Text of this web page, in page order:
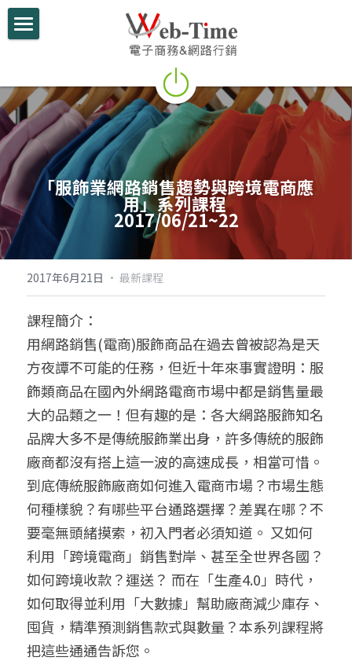
電商學堂
跨境電商
跨境行銷
微信行銷
網路開店
電商部落格
行動支付整合
跨境電商實績
聯絡我們
搜索
「服飾業網路銷售趨勢與跨境電商應
用」系列課程
2017/06/21~22
2017年6月21日 · 最新課程
課程簡介：
用網路銷售(電商)服飾商品在過去曾被認為是天
方夜譚不可能的任務，但近十年來事實證明：服
飾類商品在國內外網路電商市場中都是銷售量最
大的品類之一！但有趣的是：各大網路服飾知名
品牌大多不是傳統服飾業出身，許多傳統的服飾
廠商都沒有搭上這一波的高速成長，相當可惜。
到底傳統服飾廠商如何進入電商市場？市場生態
何種樣貌？有哪些平台通路選擇？差異在哪？不
要毫無頭緒摸索，初入門者必須知道。 又如何
利用「跨境電商」銷售對岸、甚至全世界各國？
如何跨境收款？運送？ 而在「生產4.0」時代，
如何取得並利用「大數據」幫助廠商減少庫存、
囤貨，精準預測銷售款式與數量？本系列課程將
把這些通通告訴您。